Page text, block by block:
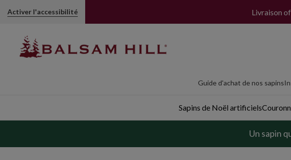
Activer l'accessibilité Livraison
Guide d'achat de nos sapins
Sapins de Noël artificiels
Un sapin